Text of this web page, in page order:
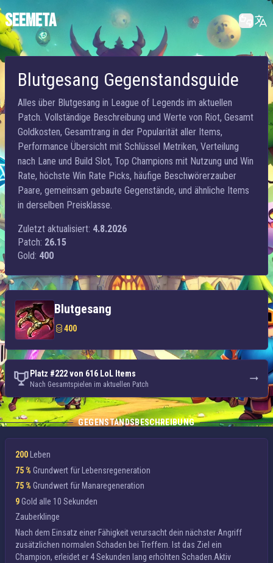
SEEMETA
Blutgesang Gegenstandsguide
Alles über Blutgesang in League of Legends im aktuellen
Patch. Vollständige Beschreibung und Werte von Riot, Gesamt
Goldkosten, Gesamtrang in der Popularität aller Items,
Performance Übersicht mit Schlüssel Metriken, Verteilung
nach Lane und Build Slot, Top Champions mit Nutzung und Win
Rate, höchste Win Rate Picks, häufige Beschwörerzauber
Paare, gemeinsam gebaute Gegenstände, und ähnliche Items
in derselben Preisklasse.
Zuletzt aktualisiert: 4.8.2026
Patch: 26.15
Gold: 400
Blutgesang
400
Platz #222 von 616 LoL Items
Nach Gesamtspielen im aktuellen Patch
GEGENSTANDSBESCHREIBUNG
200 Leben
75 % Grundwert für Lebensregeneration
75 % Grundwert für Manaregeneration
9Gold alle 10 Sekunden
Zauberklinge
Nach dem Einsatz einer Fähigkeit verursacht dein nächster Angriff
zusätzlichen normalen Schaden bei Treffern . Ist das Ziel ein
Champion, erleidet er 4 Sekunden lang erhöhten Schaden. Aktiv